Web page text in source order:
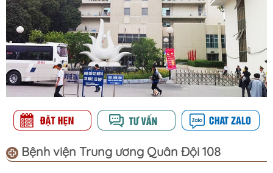
Bệnh viện Trung ương Quân Đội 108